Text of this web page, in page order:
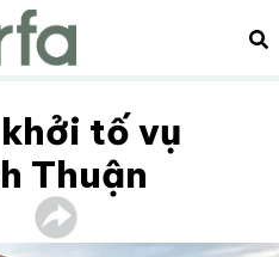
tố vụ
Thuận